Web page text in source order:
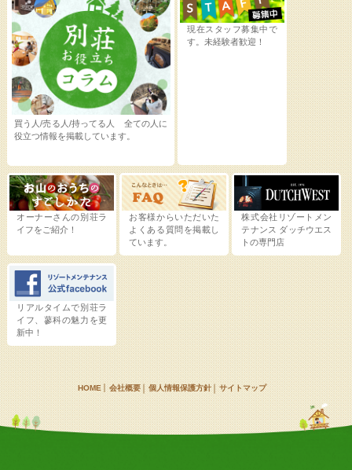
買う人/売る人/持ってる人 全ての人に
役立つ情報を掲載しています。
現在スタッフ募集中で
す。未経験者歓迎！
オーナーさんの別荘ラ
イフをご紹介！
お客様からいただいた
よくある質問を掲載し
ています。
株式会社リゾートメン
テナンス ダッチウエス
トの専門店
リアルタイムで別荘ラ
イフ、蓼科の魅力を更
新中！
HOME 会社概要 個人情報保護方針 サイトマップ